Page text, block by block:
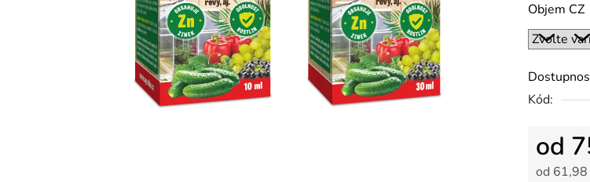
hvězdiček.
Objem CZ
Kód:
od
od 61,98